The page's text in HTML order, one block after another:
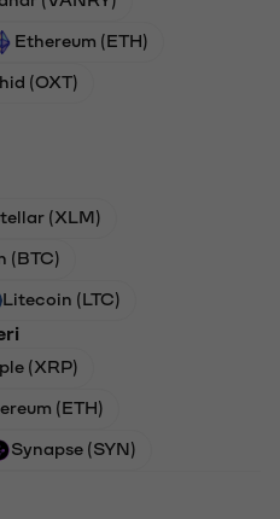
Ethereum (ETH)
(OXT)
(XLM)
(BTC)
Litecoin (LTC)
(XRP)
(ETH)
Synapse (SYN)